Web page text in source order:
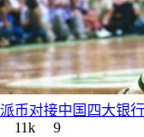
派币对接中国四大银
11k
9